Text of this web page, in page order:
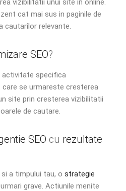
vizibilitatii unui site in online.
cat mai sus in paginile de
cautarilor relevante.
SEO?
activitate specifica
care se urmareste cresterea
site prin cresterea vizibilitatii
de cautare.
SEO cu rezultate
a timpului tau, o strategie
grave. Actiunile menite